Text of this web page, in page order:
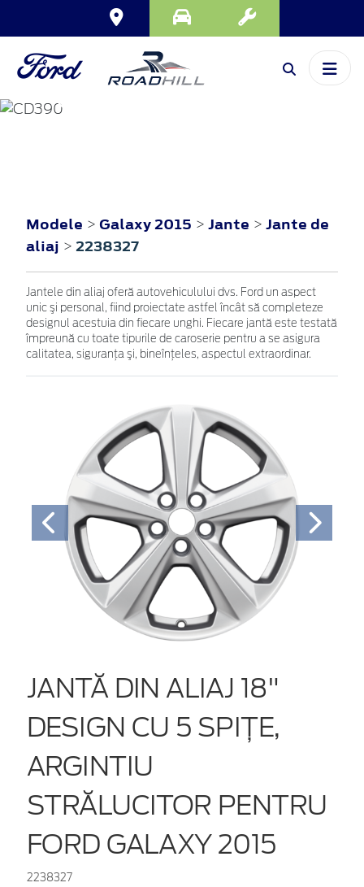
GALAXY
Modele > Galaxy 2015 > Jante > Jante de
aliaj > 2238327
Jantele din aliaj oferă autovehiculului dvs. Ford un aspect
unic şi personal, fiind proiectate astfel încât să completeze
designul acestuia din fiecare unghi. Fiecare jantă este testată
împreună cu toate tipurile de caroserie pentru a se asigura
calitatea, siguranţa şi, bineînţeles, aspectul extraordinar.
JANTĂ DIN ALIAJ 18"
DESIGN CU 5 SPIŢE,
ARGINTIU
STRĂLUCITOR PENTRU
FORD GALAXY 2015
2238327